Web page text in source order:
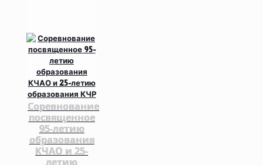
Соревнование
посвященное
95-летию
образования
КЧАО и 25-
летию